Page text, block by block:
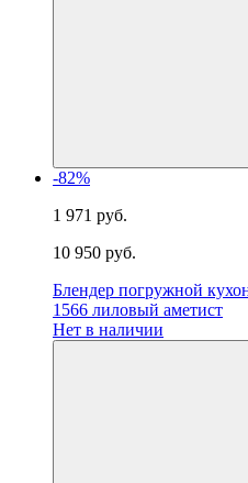
-82%
1 971 руб.
10 950 руб.
Блендер погружной
1566 лиловый аметист
Нет в наличии